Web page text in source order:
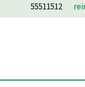
55511512